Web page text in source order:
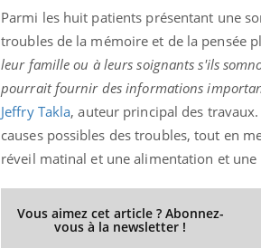
Parmi les huit patients présentant une
troubles de la mémoire et de la pensée
leur famille ou à leurs soignants s'ils
pourrait fournir des informations
Jeffry Takla, auteur principal des
causes possibles des troubles, tout en
réveil matinal et une alimentation et
Vous aimez cet article ? Abonnez-
vous à la newsletter !